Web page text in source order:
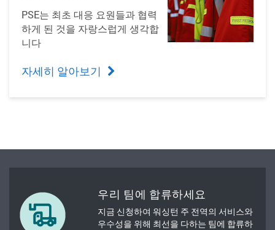
PSE는 최초 대응 요원들과 협력
하게 된 것을 자랑스럽게 생각합
니다
자세히 알아보기
우리 팀에 합류하세요
지금 신청하여 워싱턴 주 전역의 서비스와
우수성을 위해 최선을 다하는 팀에 합류하